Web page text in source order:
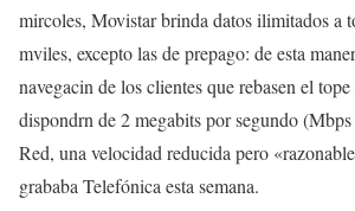
mircoles, Movistar brinda datos ilimitados a
mviles, excepto las de prepago: de esta
navegacin de los clientes que rebasen el
dispondrn de 2 megabits por segundo
Red, una velocidad reducida pero
grababa Telefónica esta semana.